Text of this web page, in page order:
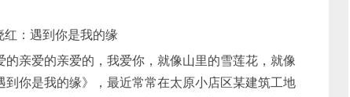
亲爱的亲爱的，我爱你，就像山里的雪莲花，就像
你是我的缘》，最近常常在太原小店区某建筑工地